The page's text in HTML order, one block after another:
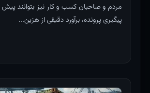
مردم و صاحبان کسب و کار نیز بتوانند پیش
پیگیری پرونده، برآورد دقیقی از هزین...